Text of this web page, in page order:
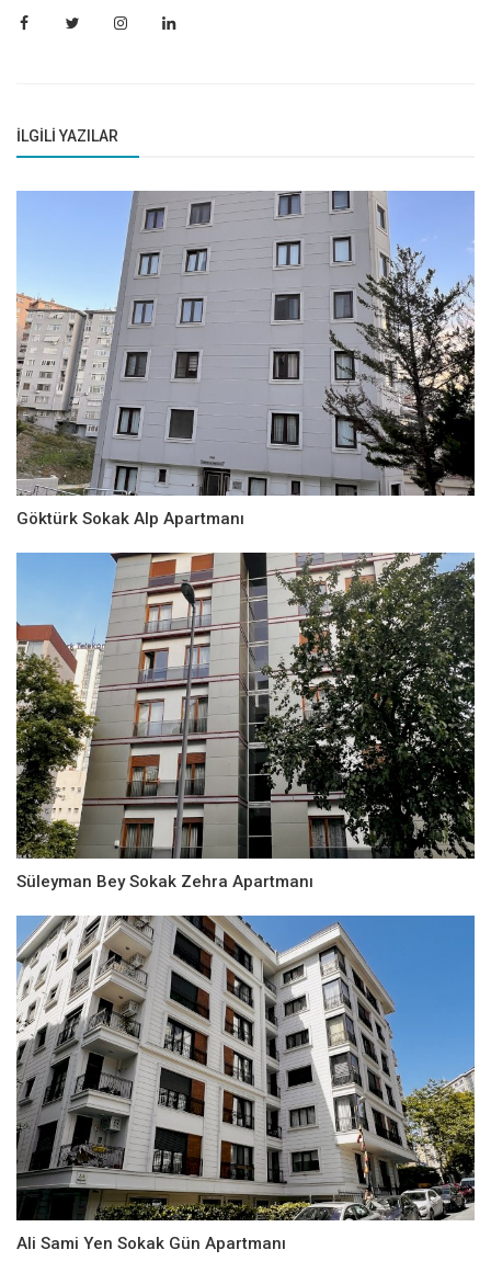
İLGILI YAZILAR
Göktürk Sokak Alp Apartmanı
Süleyman Bey Sokak Zehra Apartmanı
Ali Sami Yen Sokak Gün Apartmanı